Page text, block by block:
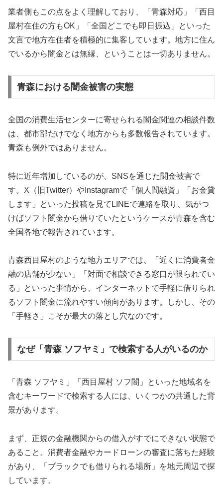
業者側もこの点をよく理解しており、「青森対応」「西目
屋村在住の方もOK」「全国どこでも即日振込」といった
文言で地方在住者を積極的に集客しています。地方に住ん
でいるから闇金とは無縁、ということは一切ありません。
青森における闇金被害の実態
全国の消費生活センターに寄せられる闇金関連の相談件数
は、都市部だけでなく地方からも多数報告されています。
青森も例外ではありません。
特に近年増加しているのが、SNSを通じた闘金被害で
す。X（旧Twitter）やInstagramで「個人間融資」「お金貸
します」といった投稿を見てLINEで連絡を取り、気がつ
けばソフト闇金から借りていたというケースが青森を含む
全国各地で報告されています。
青森西目屋村のような地方エリアでは、「近くに消費者金
融の店舗が少ない」「対面で相談できる窓口が限られてい
る」といった事情から、インターネットで手軽に借りられ
るソフト闇金に流れやすい傾向があります。しかし、その
「手軽さ」こそが最大の落とし穴なのです。
なぜ「青森 ソフヤミ」で検索する人がいるのか
「青森 ソフヤミ」「西目屋村 ソフ闇」といった地域名を
含むキーワードで検索する人には、いくつかの共通した背
景があります。
まず、正規の金融機関からの借入がすでにできない状態で
あること。消費者金融やカードローンの審査に落ちた経験
があり、「ブラックでも借りられる場所」を地元周辺で探
しています。